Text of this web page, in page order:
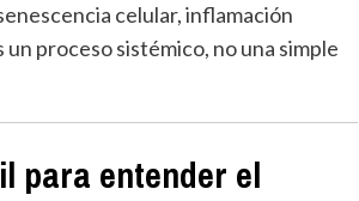
celular, inflamación
proceso sistémico, no una simple
para entender el